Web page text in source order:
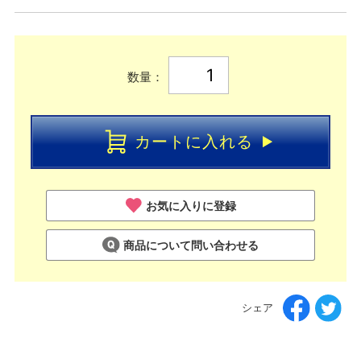
数量：
カートに入れる
お気に入りに登録
商品について問い合わせる
シェア